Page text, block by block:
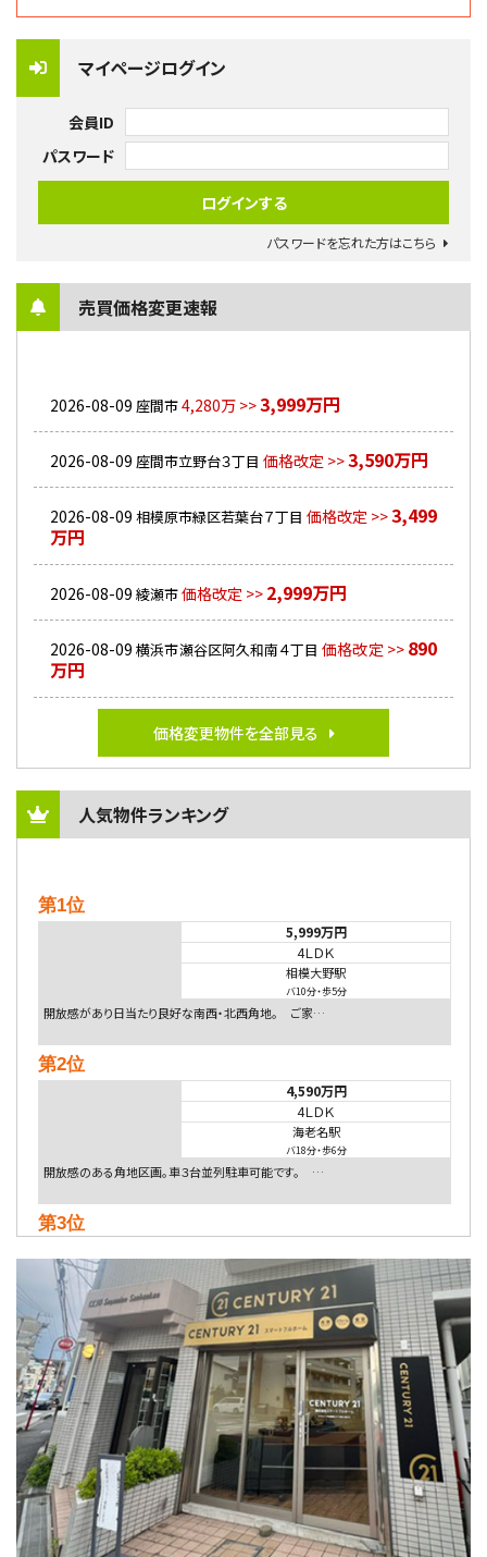
マイページログイン
会員ID
パスワード
パスワードを忘れた方はこちら
売買価格変更速報
2026-08-09 座間市4,280万 >>3,999万円
2026-08-09 座間市立野台３丁目 価格改定 >>3,590万円
2026-08-09 相模原市緑区若葉台７丁目 価格改定 >>3,499
万円
2026-08-09 綾瀬市価格改定 >> 2,999万円
2026-08-09 横浜市瀬谷区阿久和南４丁目 価格改定 >> 890
万円
価格変更物件を全部見る
人気物件ランキング
第1位
5,999万円
4ＬＤＫ
相模大野駅
バ10分・歩5分
開放感があり日当たり良好な南西・北西角地。 ご家…
第2位
4,590万円
4ＬＤＫ
海老名駅
バ18分・歩6分
開放感のある角地区画。車３台並列駐車可能です。 …
第3位
4ＬＤＫ
相模大野駅
バ9分・歩4分
２０１５年６月築、積水ハウス施工住宅です。 南東…
第4位
4,080万円
4ＬＤＫ
淵野辺駅
歩17分
南側道路に面しており日当たり良好。 キッチンから…
第5位